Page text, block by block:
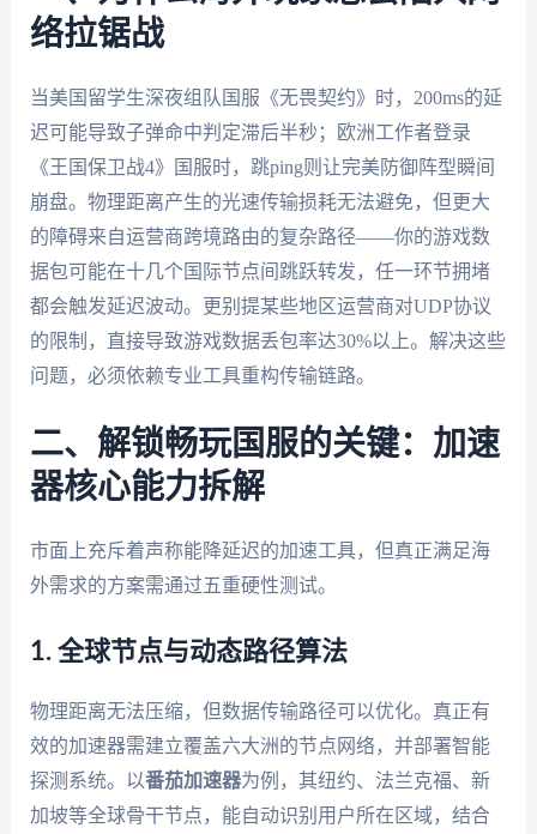
络拉锯战
当美国留学生深夜组队国服《无畏契约》时，200ms的延
迟可能导致子弹命中判定滞后半秒；欧洲工作者登录
《王国保卫战4》国服时，跳ping则让完美防御阵型瞬间
崩盘。物理距离产生的光速传输损耗无法避免，但更大
的障碍来自运营商跨境路由的复杂路径——你的游戏数
据包可能在十几个国际节点间跳跃转发，任一环节拥堵
都会触发延迟波动。更别提某些地区运营商对UDP协议
的限制，直接导致游戏数据丢包率达30%以上。解决这些
问题，必须依赖专业工具重构传输链路。
二、解锁畅玩国服的关键：加速
器核心能力拆解
市面上充斥着声称能降延迟的加速工具，但真正满足海
外需求的方案需通过五重硬性测试。
1. 全球节点与动态路径算法
物理距离无法压缩，但数据传输路径可以优化。真正有
效的加速器需建立覆盖六大洲的节点网络，并部署智能
探测系统。以番茄加速器为例，其纽约、法兰克福、新
加坡等全球骨干节点，能自动识别用户所在区域，结合